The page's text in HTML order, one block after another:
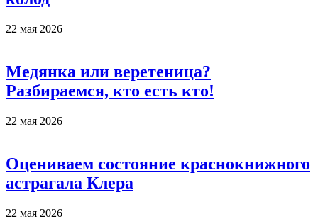
22 мая 2026
Медянка или веретеница?
Разбираемся, кто есть кто!
22 мая 2026
Оцениваем состояние краснокнижного
астрагала Клера
22 мая 2026